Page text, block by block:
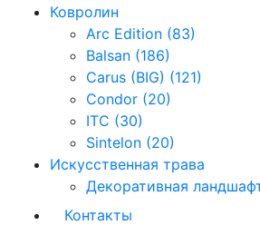
Ковролин
Arc Edition (83)
Balsan (186)
Carus (BIG) (121)
Condor (20)
ITC (30)
Sintelon (20)
Искусственная трава
Декоративная
Контакты